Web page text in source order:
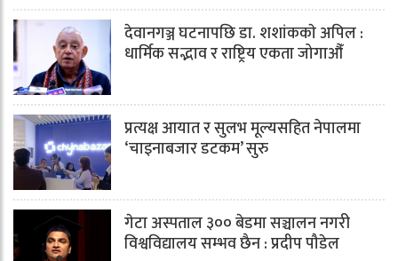
देवानगञ्ज घटनापछि डा. शशांककाे अपिल :
धार्मिक सद्भाव र राष्ट्रिय एकता जोगाऔँ
प्रत्यक्ष आयात र सुलभ मूल्यसहित नेपालमा
‘चाइनाबजार डटकम’ सुरु
गेटा अस्पताल ३०० बेडमा सञ्चालन नगरी
विश्वविद्यालय सम्भव छैन : प्रदीप पौडेल